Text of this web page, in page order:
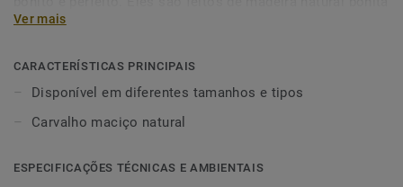
e ainda são fáceis de limpar e manter. São instalados
estrutura podem ocorrer.
Ver mais
CARACTERÍSTICAS PRINCIPAIS
Disponível em diferentes tamanhos e tipos
Carvalho maciço natural
ESPECIFICAÇÕES TÉCNICAS E AMBIENTAIS